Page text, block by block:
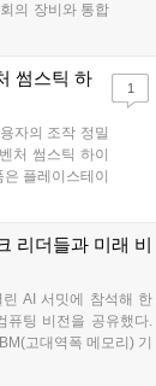
의 장비와 통합
업무 운영 효율
썸스틱 하
자의 조작 정밀
처 썸스틱 하이
플레이스테이
소재와 인체공
1
리더들과 미래 비
AI 서밋에 참석해 한
퓨팅 비전을 공유했다.
고대역폭 메모리) 기
으며, 정부 및 글로벌